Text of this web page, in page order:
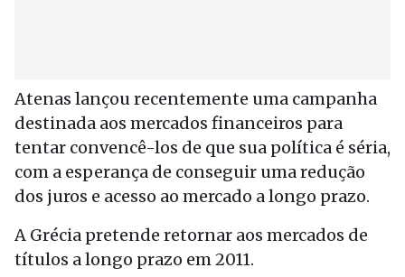
Atenas lançou recentemente uma campanha
destinada aos mercados financeiros para
tentar convencê-los de que sua política é séria,
com a esperança de conseguir uma redução
dos juros e acesso ao mercado a longo prazo.
A Grécia pretende retornar aos mercados de
títulos a longo prazo em 2011.